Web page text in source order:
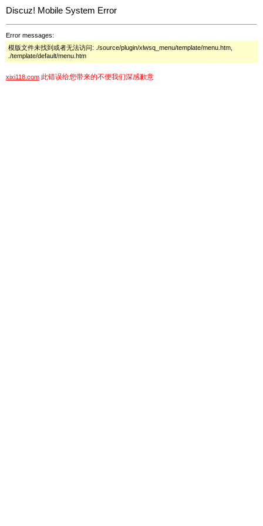
Discuz! Mobile System Error
Error messages:
模版文件未找到或者无法访问: ./source/plugin/xlwsq_menu/template/menu.htm,
./template/default/menu.htm
xixi118.com 此错误给您带来的不便我们深感歉意